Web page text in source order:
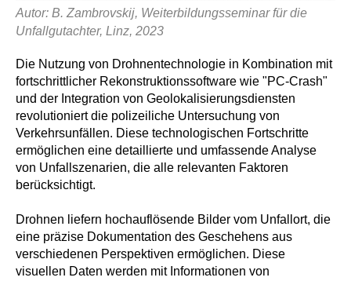
Autor: B. Zambrovskij, Weiterbildungsseminar für die
Unfallgutachter, Linz, 2023
Die Nutzung von Drohnentechnologie in Kombination mit
fortschrittlicher Rekonstruktionssoftware wie "PC-Crash"
und der Integration von Geolokalisierungsdiensten
revolutioniert die polizeiliche Untersuchung von
Verkehrsunfällen. Diese technologischen Fortschritte
ermöglichen eine detaillierte und umfassende Analyse
von Unfallszenarien, die alle relevanten Faktoren
berücksichtigt.
Drohnen liefern hochauflösende Bilder vom Unfallort, die
eine präzise Dokumentation des Geschehens aus
verschiedenen Perspektiven ermöglichen. Diese
visuellen Daten werden mit Informationen von